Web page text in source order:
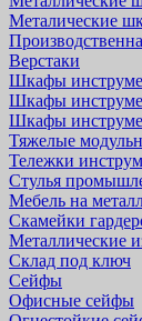
Металические
Верстаки
Шкафы
Шкафы
Шкафы
Тяжелые
Тележки
Стулья
Мебель на
Скамейки
Металлические
Склад под ключ
Сейфы
Офисные сейфы